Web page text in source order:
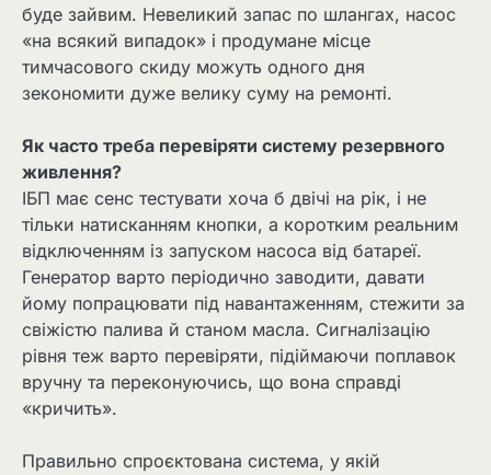
буде зайвим. Невеликий запас по шлангах, насос
«на всякий випадок» і продумане місце
тимчасового скиду можуть одного дня
зекономити дуже велику суму на ремонті.
Як часто треба перевіряти систему резервного
живлення?
ІБП має сенс тестувати хоча б двічі на рік, і не
тільки натисканням кнопки, а коротким реальним
відключенням із запуском насоса від батареї.
Генератор варто періодично заводити, давати
йому попрацювати під навантаженням, стежити за
свіжістю палива й станом масла. Сигналізацію
рівня теж варто перевіряти, підіймаючи поплавок
вручну та переконуючись, що вона справді
«кричить».
Правильно спроєктована система, у якій